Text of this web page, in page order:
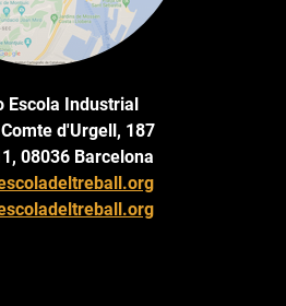
Escola Industrial
d'Urgell, 187
08036 Barcelona